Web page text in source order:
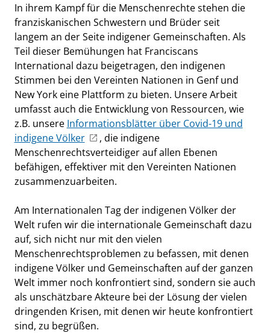
In ihrem Kampf für die Menschenrechte stehen die
franziskanischen Schwestern und Brüder seit
langem an der Seite indigener Gemeinschaften. Als
Teil dieser Bemühungen hat Franciscans
International dazu beigetragen, den indigenen
Stimmen bei den Vereinten Nationen in Genf und
New York eine Plattform zu bieten. Unsere Arbeit
umfasst auch die Entwicklung von Ressourcen, wie
z.B. unsere Informationsblätter über Covid-19 und
indigene Völker
, die indigene
Menschenrechtsverteidiger auf allen Ebenen
befähigen, effektiver mit den Vereinten Nationen
zusammenzuarbeiten.
Am Internationalen Tag der indigenen Völker der
Welt rufen wir die internationale Gemeinschaft dazu
auf, sich nicht nur mit den vielen
Menschenrechtsproblemen zu befassen, mit denen
indigene Völker und Gemeinschaften auf der ganzen
Welt immer noch konfrontiert sind, sondern sie auch
als unschätzbare Akteure bei der Lösung der vielen
dringenden Krisen, mit denen wir heute konfrontiert
sind, zu begrüßen.